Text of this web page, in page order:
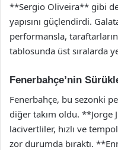
**Sergio Oliveira** gibi
yapısını güçlendirdi.
performansla,
tablosunda üst sıralarda
Fenerbahçe’nin
Fenerbahçe, bu sezonki
diğer takım oldu. **Jorge
lacivertliler, hızlı ve
zor durumda bıraktı.